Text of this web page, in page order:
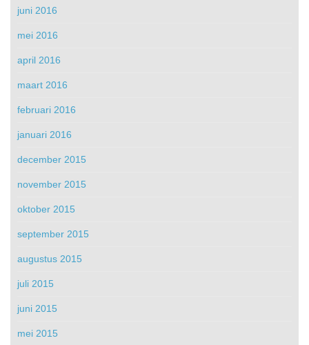
juni 2016
mei 2016
april 2016
maart 2016
februari 2016
januari 2016
december 2015
november 2015
oktober 2015
september 2015
augustus 2015
juli 2015
juni 2015
mei 2015